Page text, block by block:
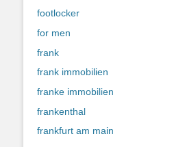
footlocker
for men
frank
frank immobilien
franke immobilien
frankenthal
frankfurt am main